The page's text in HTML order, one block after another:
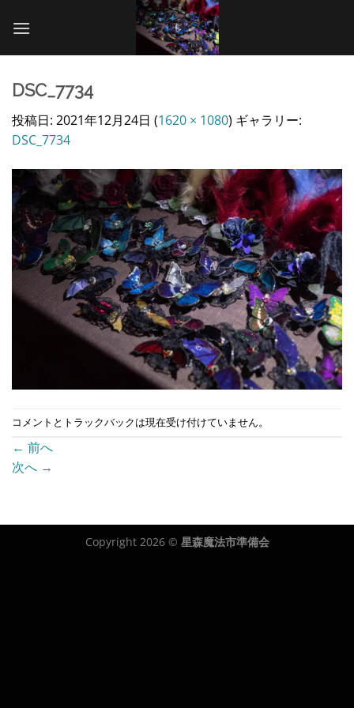
DSC_7734
投稿日: 2021年12月24日 (1620 × 1080) ギャラリー:
DSC_7734
コメントとトラックバックは現在受け付けていません。
← 前へ
次へ →
Copyright 2026 © 星森魔法市準備会